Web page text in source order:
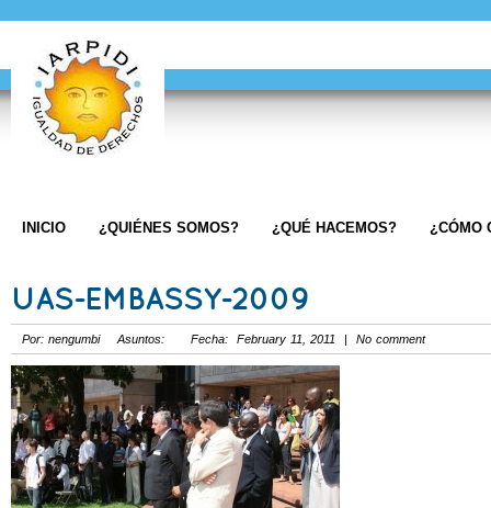
INICIO ¿QUIÉNES SOMOS? ¿QUÉ HACEMOS? ¿CÓMO
UAS-EMBASSY-2009
Por: nengumbi Asuntos: Fecha: February 11, 2011 | No comment